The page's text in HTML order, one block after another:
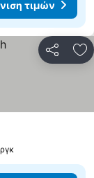
τιμών